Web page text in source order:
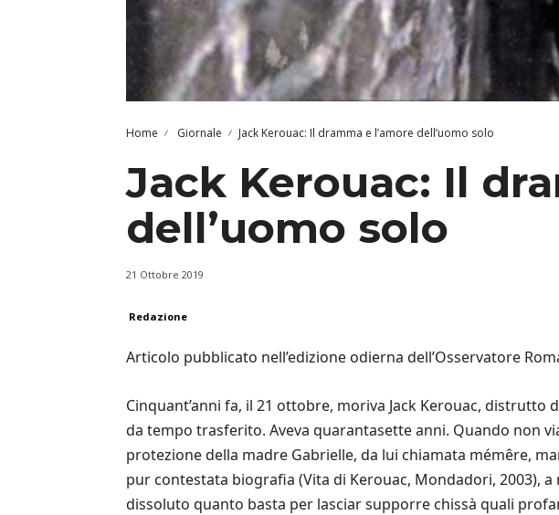
Home Giornale Jack Kerouac: Il dramma e l’amore dell’uomo solo
Jack Kerouac: Il
dell’uomo solo
21 Ottobre 2019
Redazione
Articolo pubblicato nell’edizione odierna dell’Osservatore
Cinquant’anni fa, il 21 ottobre, moriva Jack Kerouac, distrutto
da tempo trasferito. Aveva quarantasette anni. Quando non
protezione della madre Gabrielle, da lui chiamata mémêre,
pur contestata biografia (Vita di Kerouac, Mondadori, 2003),
dissoluto quanto basta per lasciar supporre chissà quali